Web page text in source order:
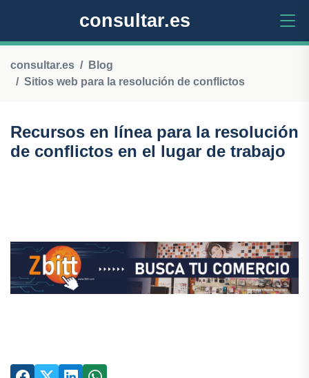
consultar.es
consultar.es
Blog
Sitios web para la resolución de conflictos
Recursos en línea para la resolución
de conflictos en el lugar de trabajo